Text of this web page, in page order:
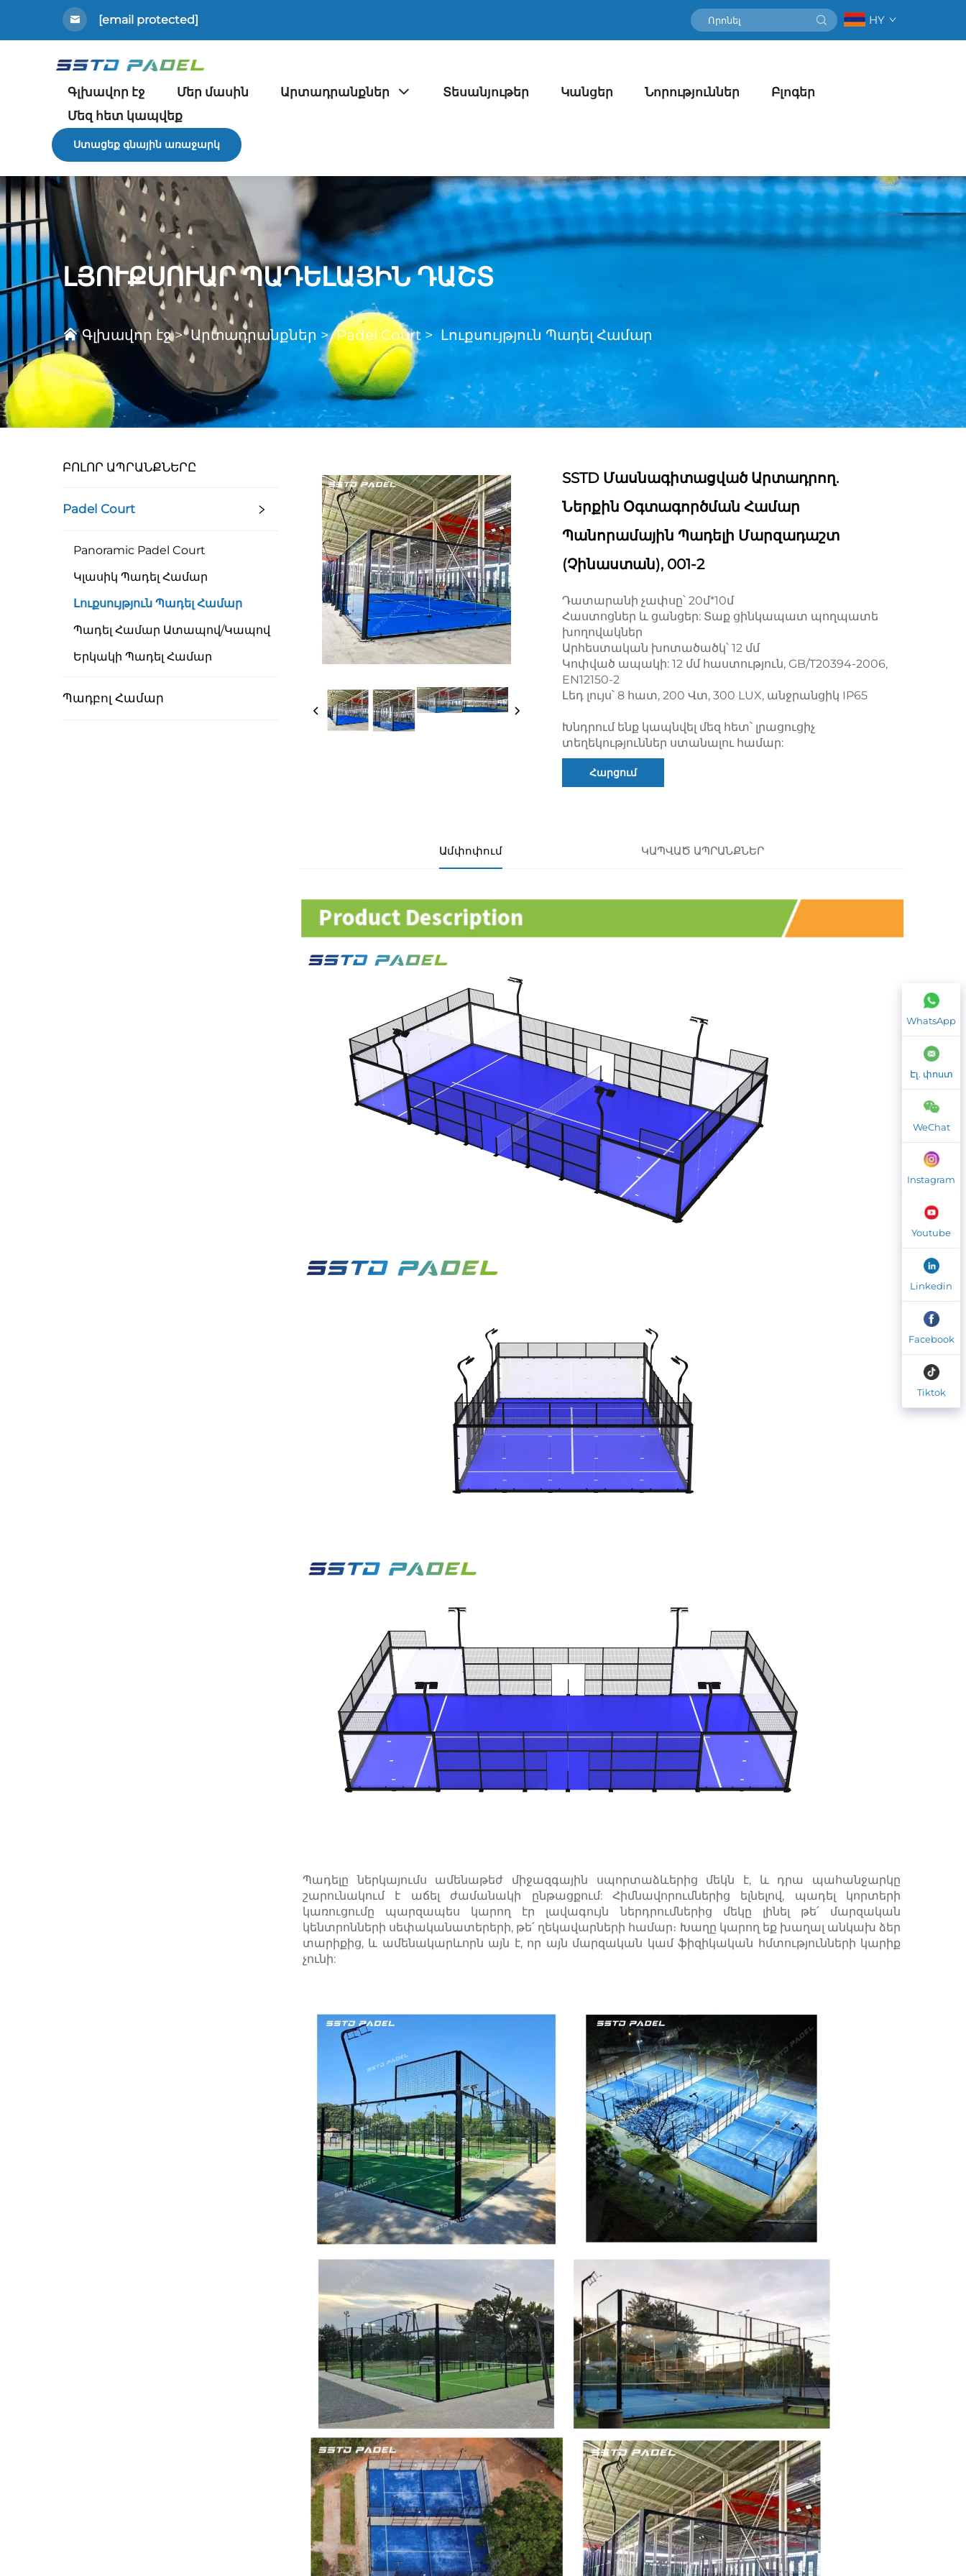
[email protected] HY
Գլխավոր էջ Մեր մասին Արտադրանքներ Տեսանյութեր Կանցեր Նորություններ
Բլոգեր
Մեզ հետ կապվեք
Ստացեք գնային առաջարկ
ԼՅՈՒՔՍՈՒԱՐ ՊԱԴԵԼԱՅԻՆ ԴԱՇՏ
Գլխավոր էջ>Արտադրանքներ >Padel Court > Լուքսույթյուն Պադել Համար
ԲՈԼՈՐ ԱՊՐԱՆՔՆԵՐԸ
Padel Court
Panoramic Padel Court
Կլասիկ Պադել Համար
Լուքսույթյուն Պադել Համար
Պադել Համար Ատապով/Կապով
Երկակի Պադել Համար
Պադբոլ Համար
SSTD Մասնագիտացված Արտադրող.
Ներքին Օգտագործման Համար
Պանորամային Պադելի Մարզադաշտ
(Չինաստան), 001-2
Դատարանի չափսը՝ 20մ*10մ
Հաստոցներ և ցանցեր: Տաք ցինկապատ պողպատե
խողովակներ
Արհեստական խոտածածկ՝ 12 մմ
Կոփված ապակի: 12 մմ հաստություն, GB/T20394-2006,
EN12150-2
Լեդ լույս՝ 8 հատ, 200 Վտ, 300 LUX, անջրանցիկ IP65
Խնդրում ենք կապնվել մեզ հետ՝ լրացուցիչ
տեղեկություններ ստանալու համար:
Հարցում
Ամփոփում ԿԱՊՎԱԾ ԱՊՐԱՆՔՆԵՐ
Պադելը ներկայումս ամենաթեժ միջազգային սպորտաձևերից մեկն է, և դրա պահանջարկը
շարունակում է աճել ժամանակի ընթացքում: Հիմնավորումներից ելնելով, պադել կորտերի
կառուցումը պարզապես կարող էր լավագույն ներդրումներից մեկը լինել թե՛ մարզական
կենտրոնների սեփականատերերի, թե՛ ղեկավարների համար։ Խաղը կարող եք խաղալ անկախ ձեր
տարիքից, և ամենակարևորն այն է, որ այն մարզական կամ ֆիզիկական հմտությունների կարիք
չունի:
WhatsApp
Էլ. փոստ
WeChat
Instagram
Youtube
Linkedin
Facebook
Tiktok